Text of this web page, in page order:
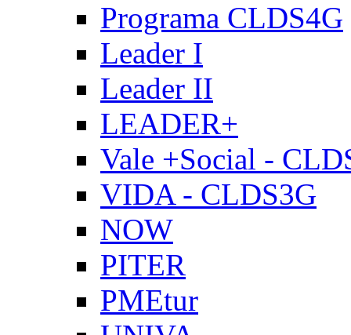
Programa CLDS4G
Leader I
Leader II
LEADER+
Vale +Social -
VIDA - CLDS3G
NOW
PITER
PMEtur